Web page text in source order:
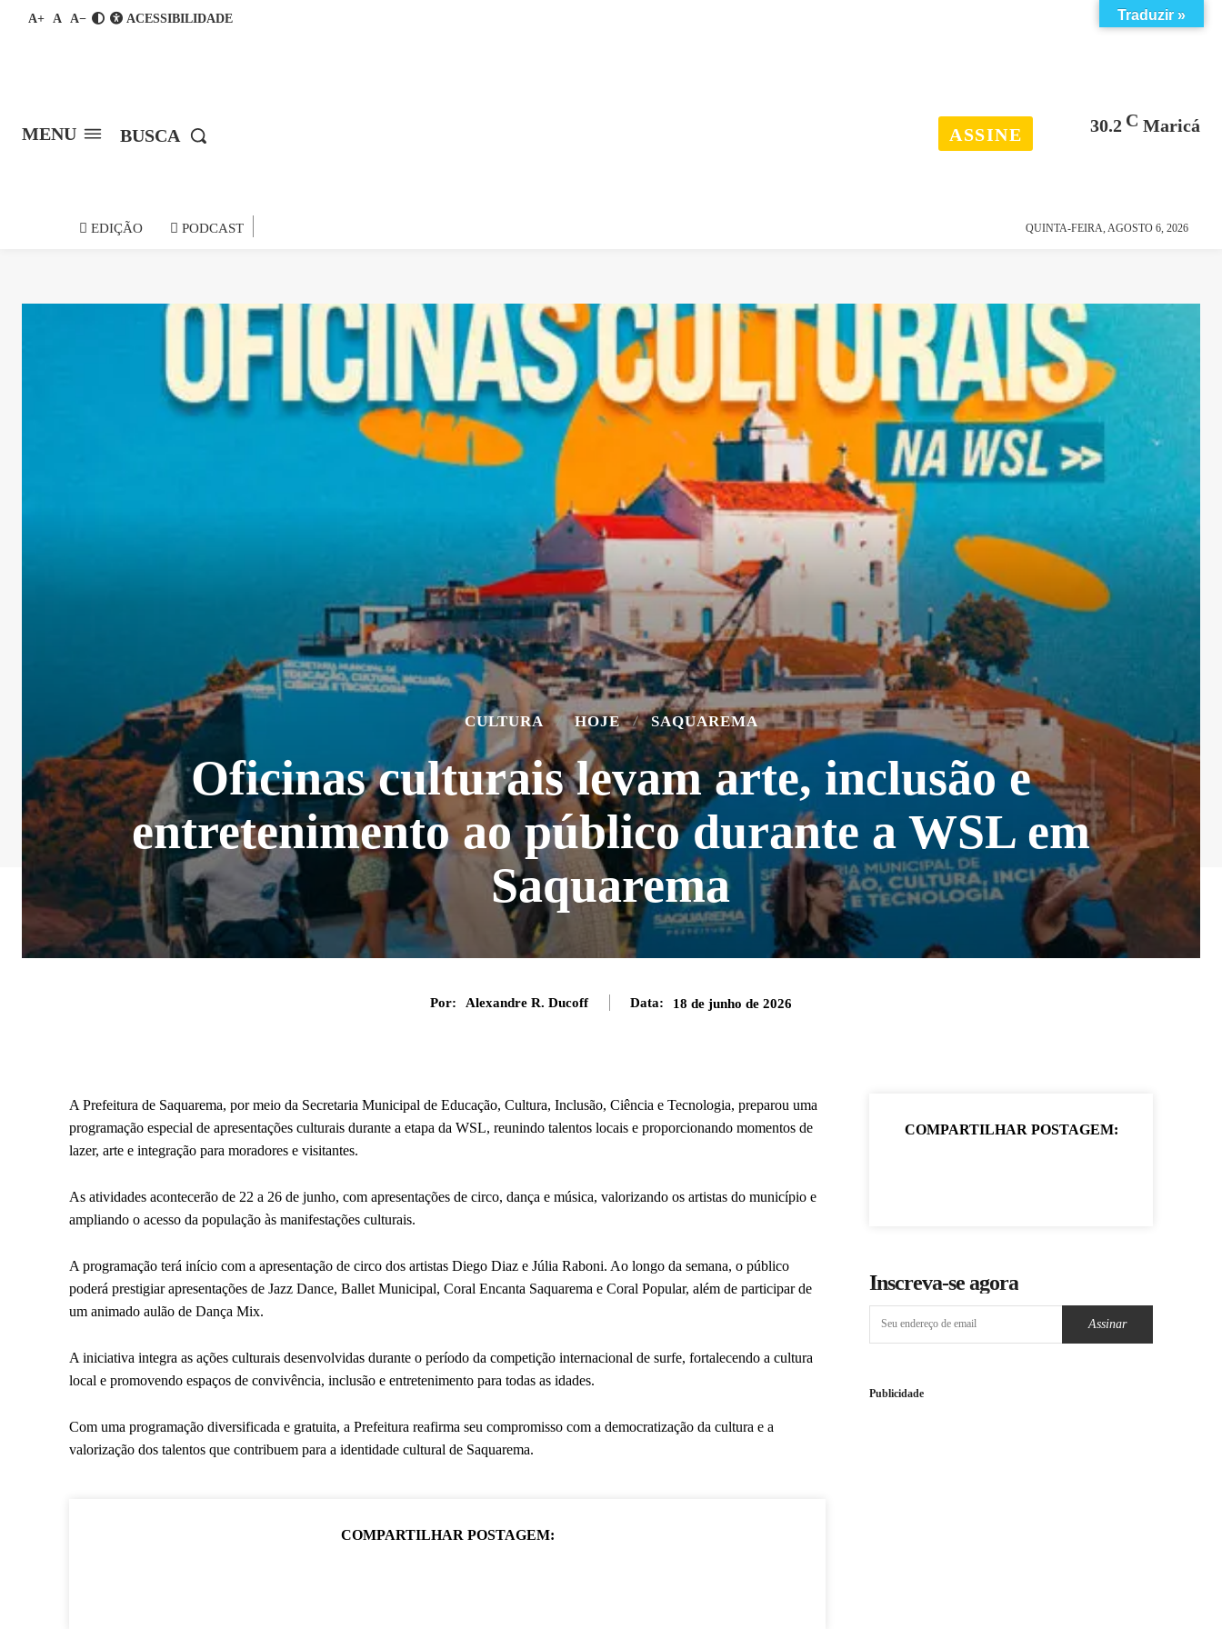
A+ A A− ACESSIBILIDADE
MENU BUSCA
30.2 C Maricá
ASSINE
EDIÇÃO PODCAST QUINTA-FEIRA, AGOSTO 6, 2026
CULTURA HOJE SAQUAREMA
Oficinas culturais levam arte, inclusão e
entretenimento ao público durante a WSL em
Saquarema
Por: Alexandre R. Ducoff Data: 18 de junho de 2026
A Prefeitura de Saquarema, por meio da Secretaria Municipal de Educação, Cultura, Inclusão, Ciência e Tecnologia, preparou uma
programação especial de apresentações culturais durante a etapa da WSL, reunindo talentos locais e proporcionando momentos de
lazer, arte e integração para moradores e visitantes.
As atividades acontecerão de 22 a 26 de junho, com apresentações de circo, dança e música, valorizando os artistas do município e
ampliando o acesso da população às manifestações culturais.
A programação terá início com a apresentação de circo dos artistas Diego Diaz e Júlia Raboni. Ao longo da semana, o público
poderá prestigiar apresentações de Jazz Dance, Ballet Municipal, Coral Encanta Saquarema e Coral Popular, além de participar de
um animado aulão de Dança Mix.
A iniciativa integra as ações culturais desenvolvidas durante o período da competição internacional de surfe, fortalecendo a cultura
local e promovendo espaços de convivência, inclusão e entretenimento para todas as idades.
Com uma programação diversificada e gratuita, a Prefeitura reafirma seu compromisso com a democratização da cultura e a
valorização dos talentos que contribuem para a identidade cultural de Saquarema.
COMPARTILHAR POSTAGEM:
COMPARTILHAR POSTAGEM:
Inscreva-se agora
Assinar
Publicidade
Traduzir »